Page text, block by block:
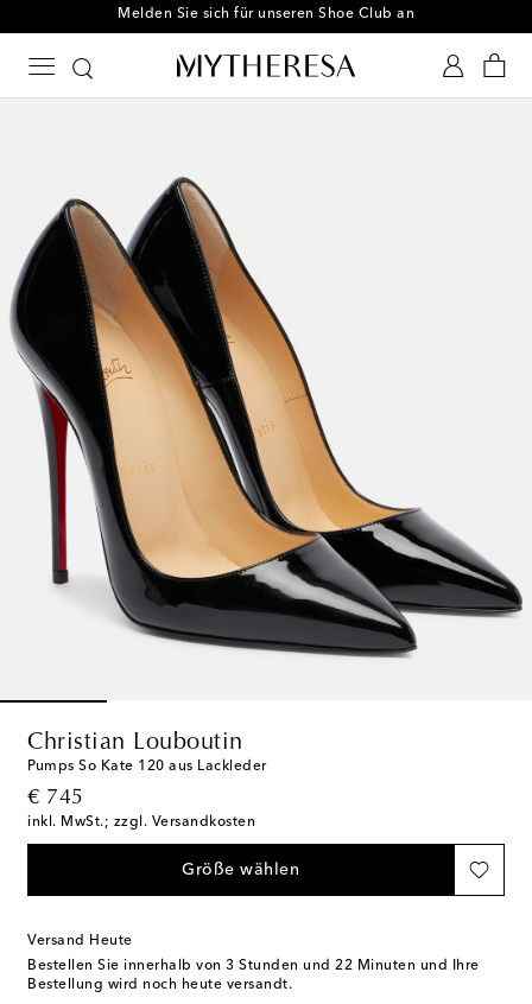
Melden Sie sich für unseren Shoe Club an
Christian Louboutin
Pumps So Kate 120 aus Lackleder
€ 745
original price
inkl. MwSt.; zzgl. Versandkosten
Größe wählen
Versand Heute
Bestellen Sie innerhalb von 3 Stunden und 22 Minuten und Ihre
Bestellung wird noch heute versandt.